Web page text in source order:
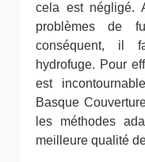
cela est négligé.
problèmes de
conséquent, il
hydrofuge. Pour
est
Basque
les méthodes
meilleure qualité